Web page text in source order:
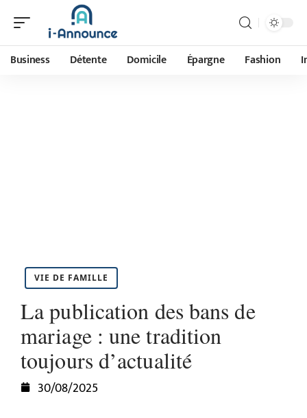
Business Détente Domicile Épargne Fashion
VIE DE FAMILLE
La publication des bans de
mariage : une tradition
toujours d’actualité
30/08/2025